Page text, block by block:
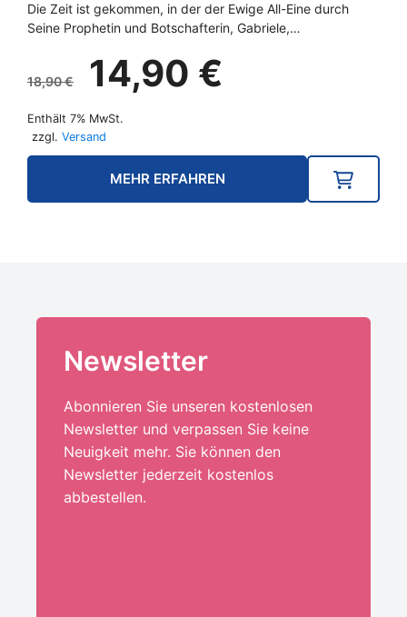
Die Zeit ist gekommen, in der der Ewige All-Eine durch
Seine Prophetin und Botschafterin, Gabriele,…
18,90€
Ursprünglicher
Preis
war:
18,90 €
14,90 €
Enthält 7% MwSt.
zzgl. Versand
MEHR ERFAHREN
Newsletter
Abonnieren Sie unseren kostenlosen
Newsletter und verpassen Sie keine
Neuigkeit mehr. Sie können den
Newsletter jederzeit kostenlos
abbestellen.